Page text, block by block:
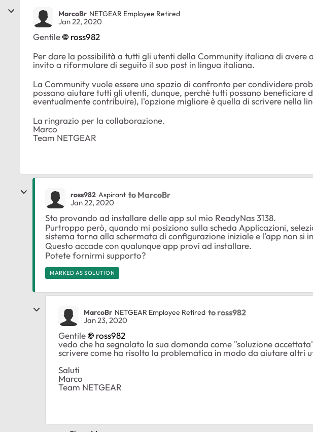
MarcoBr NETGEAR Employee Retired
Jan 22, 2020
Gentile
ross982
Per dare la possibilità a tutti gli utenti della Community italiana di avere
invito a riformulare di seguito il suo post in lingua italiana.
La Community vuole essere uno spazio di confronto per condividere
possano aiutare tutti gli utenti, dunque, perchè tutti possano beneficiare
eventualmente contribuire), l'opzione migliore è quella di scrivere nella
La ringrazio per la collaborazione.
Marco
Team NETGEAR
ross982 Aspirant to MarcoBr
Jan 22, 2020
Sto provando ad installare delle app sul mio ReadyNas 3138.
Purtroppo però, quando mi posiziono sulla scheda Applicazioni,
sistema torna alla schermata di configurazione iniziale e l'app non si
Questo accade con qualunque app provi ad installare.
Potete fornirmi supporto?
MARKED AS SOLUTION
MarcoBr NETGEAR Employee Retired to ross982
Jan 23, 2020
Gentile
ross982
vedo che ha segnalato la sua domanda come "soluzione
scrivere come ha risolto la problematica in modo da aiutare altri
Saluti
Marco
Team NETGEAR